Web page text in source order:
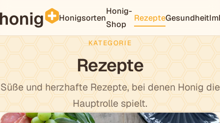
Honigsorten
Honig-
Shop
RezepteGesundheit
KATEGORIE
Rezepte
Süße und herzhafte Rezepte, bei denen Honig die
Hauptrolle spielt.